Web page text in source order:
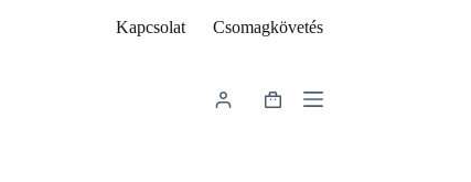
Kapcsolat Csomagkövetés
Shopping